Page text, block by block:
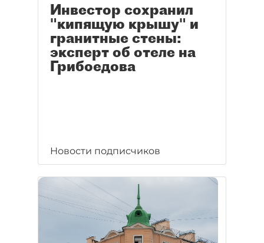
Инвестор сохранил
"кипящую крышу" и
гранитные стены:
эксперт об отеле на
Грибоедова
Новости подписчиков